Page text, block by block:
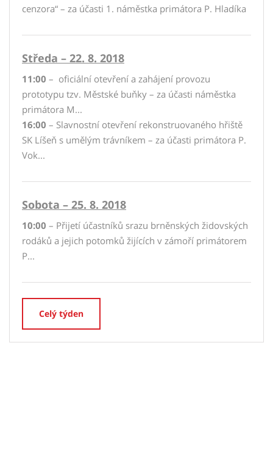
cenzora“ – za účasti 1. náměstka primátora P. Hladíka
Středa – 22. 8. 2018
11:00 – oficiální otevření a zahájení provozu
prototypu tzv. Městské buňky – za účasti náměstka
primátora M...
16:00 – Slavnostní otevření rekonstruovaného hřiště
SK Líšeň s umělým trávníkem – za účasti primátora P.
Vok...
Sobota – 25. 8. 2018
10:00 – Přijetí účastníků srazu brněnských židovských
rodáků a jejich potomků žijících v zámoří primátorem
P...
Celý týden